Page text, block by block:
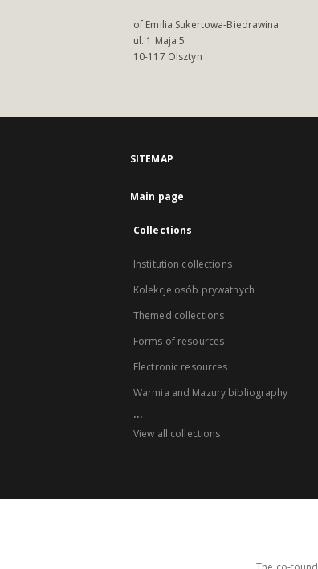
of Emilia Sukertowa-Biedrawina
ul. 1 Maja 5
10-117 Olsztyn
SITEMAP
Main page
Collections
Institution collections
Kolekcje osób prywatnych
Themed collections
Forms of resources
Electronic resources
Warmia and Mazury bibliography
...
View all collections